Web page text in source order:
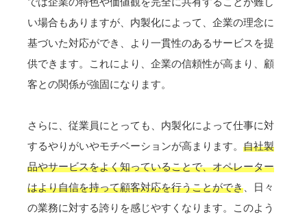
い場合もありますが、内製化によって、企業の理念に
基づいた対応ができ、より一貫性のあるサービスを提
供できます。これにより、企業の信頼性が高まり、顧
客との関係が強固になります。
さらに、従業員にとっても、内製化によって仕事に対
するやりがいやモチベーションが高まります。 自社製
品やサービスをよく知っていることで、オペレーター
はより自信を持って顧客対応を行うことができ 、日々
の業務に対する誇りを感じやすくなります。このよう